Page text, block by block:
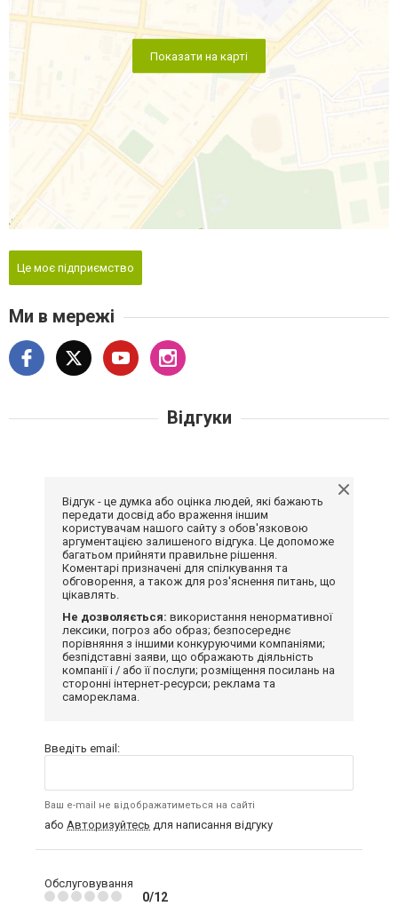
Показати на карті
Це моє підприємство
Ми в мережі
Відгуки
Відгук - це думка або оцінка людей, які бажають
передати досвід або враження іншим
користувачам нашого сайту з обов'язковою
аргументацією залишеного відгука. Це допоможе
багатьом прийняти правильне рішення.
Коментарі призначені для спілкування та
обговорення, а також для роз'яснення питань, що
цікавлять.
Не дозволяється: використання ненормативної
лексики, погроз або образ; безпосереднє
порівняння з іншими конкуруючими компаніями;
безпідставні заяви, що ображають діяльність
компанії і / або її послуги; розміщення посилань на
сторонні інтернет-ресурси; реклама та
самореклама.
Введіть email:
Ваш e-mail не відображатиметься на сайті
або Авторизуйтесь для написання відгуку
Обслуговування
0/12